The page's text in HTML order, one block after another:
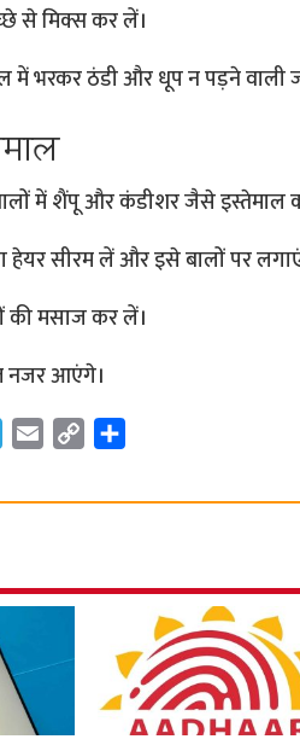
से मिक्स कर लें।
में भरकर ठंडी और धूप न पड़ने वाली
में शैंपू और कंडीशर जैसे इस्तेमाल
हेयर सीरम लें और इसे बालों पर
की मसाज कर लें।
नजर आएंगे।
l
r
m
a
p
i
a